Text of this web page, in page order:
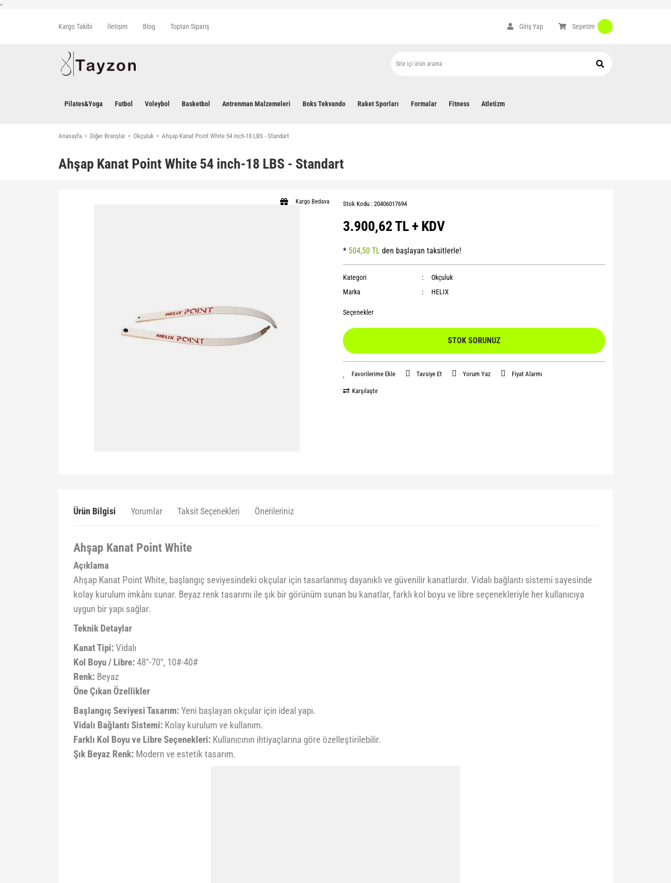
<
Kargo Takibi İletişim Blog Toptan Sipariş Giriş Yap Sepetim
Pilates&Yoga Futbol Voleybol Basketbol Antrenman Malzemeleri Boks Tekvando Raket Sporları Formalar Fitness Atletizm
Anasayfa Diğer Branşlar Okçuluk Ahşap Kanat Point White 54 inch-18 LBS - Standart
Ahşap Kanat Point White 54 inch-18 LBS - Standart
Kargo Bedava Stok Kodu : 20406017694
3.900,62 TL + KDV
* 504,50 TL den başlayan taksitlerle!
Kategori
Okçuluk
Marka
HELIX
Seçenekler
STOK SORUNUZ
Tavsiye Et Yorum Yaz Fiyat Alarmı
Karşılaştır
Ürün Bilgisi Yorumlar Taksit Seçenekleri Önerileriniz
Ahşap Kanat Point White
Açıklama
Ahşap Kanat Point White, başlangıç seviyesindeki okçular için tasarlanmış dayanıklı ve güvenilir kanatlardır. Vidalı bağlantı sistemi sayesinde
kolay kurulum imkânı sunar. Beyaz renk tasarımı ile şık bir görünüm sunan bu kanatlar, farklı kol boyu ve libre seçenekleriyle her kullanıcıya
uygun bir yapı sağlar.
Teknik Detaylar
Kanat Tipi: Vidalı
Kol Boyu / Libre: 48"-70", 10#-40#
Renk: Beyaz
Öne Çıkan Özellikler
Başlangıç Seviyesi Tasarım: Yeni başlayan okçular için ideal yapı.
Vidalı Bağlantı Sistemi: Kolay kurulum ve kullanım.
Farklı Kol Boyu ve Libre Seçenekleri: Kullanıcının ihtiyaçlarına göre özelleştirilebilir.
Şık Beyaz Renk: Modern ve estetik tasarım.